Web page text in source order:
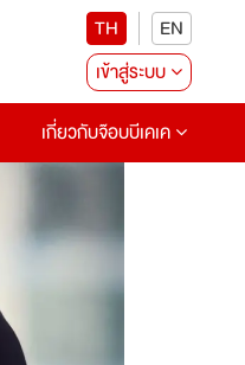
TH
EN
เข้าสู่ระบบ
เกี่ยวกับจ๊อบบีเคเค